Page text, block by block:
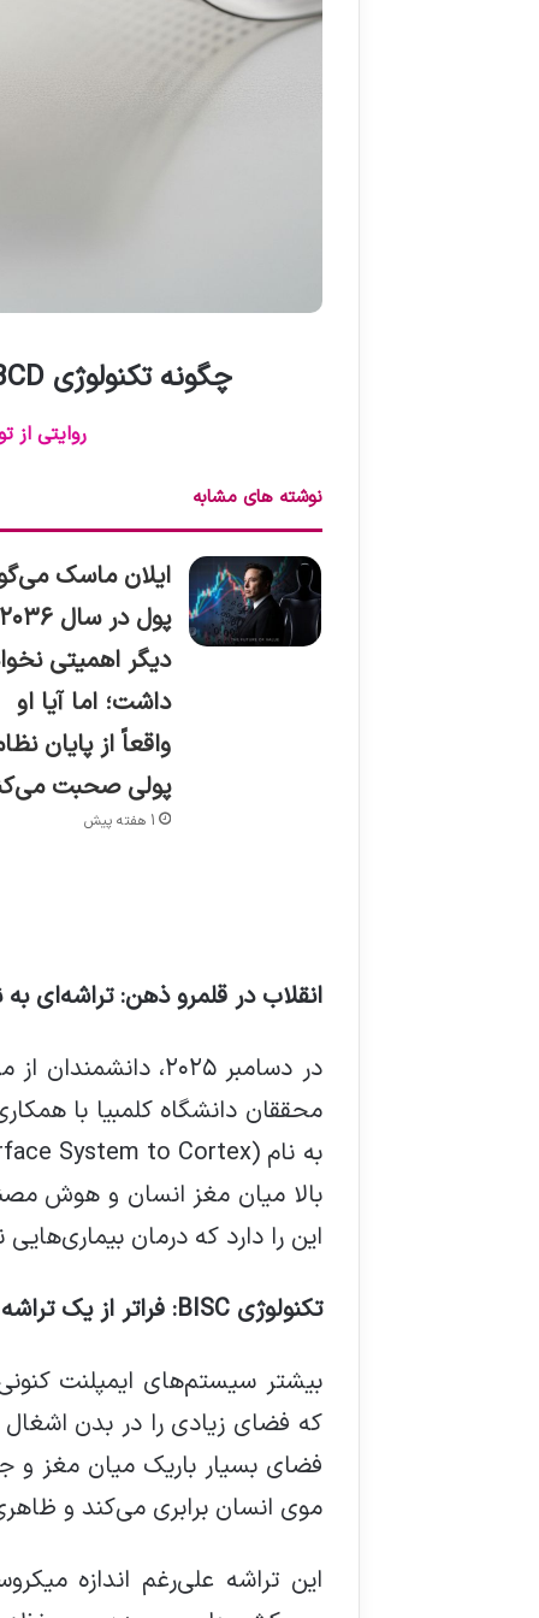
چگونه تکنولوژی
روایتی از
نوشته های مشابه
ایلان ماسک
پول در سال
دیگر اهمیتی
داشت؛ اما آیا او
واقعاً از پایان
پولی صحبت
1 هفته پیش
انقلاب در قلمرو ذهن: تراشه‌ای
در دسامبر ۲۰۲۵،
محققان دانشگاه کلمبیا با
به نام
بالا میان مغز انسان و هوش
این را دارد که درمان
تکنولوژی BISC:
فراتر از یک
بیشتر سیستم‌های ایمپلنت
که فضای زیادی را در بدن
فضای بسیار باریک میان مغز و
موی انسان برابری می‌کند و
این تراشه علی‌رغم اندازه